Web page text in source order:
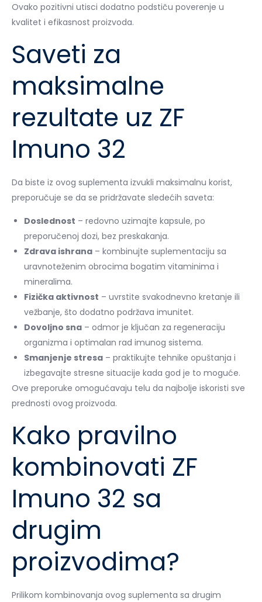
Ovako pozitivni utisci dodatno podstiču poverenje u
kvalitet i efikasnost proizvoda.
Saveti za
maksimalne
rezultate uz ZF
Imuno 32
Da biste iz ovog suplementa izvukli maksimalnu korist,
preporučuje se da se pridržavate sledećih saveta:
Doslednost – redovno uzimajte kapsule, po
preporučenoj dozi, bez preskakanja.
Zdrava ishrana – kombinujte suplementaciju sa
uravnoteženim obrocima bogatim vitaminima i
mineralima.
Fizička aktivnost – uvrstite svakodnevno kretanje ili
vežbanje, što dodatno podržava imunitet.
Dovoljno sna – odmor je ključan za regeneraciju
organizma i optimalan rad imunog sistema.
Smanjenje stresa – praktikujte tehnike opuštanja i
izbegavajte stresne situacije kada god je to moguće.
Ove preporuke omogućavaju telu da najbolje iskoristi sve
prednosti ovog proizvoda.
Kako pravilno
kombinovati ZF
Imuno 32 sa
drugim
proizvodima?
Prilikom kombinovanja ovog suplementa sa drugim